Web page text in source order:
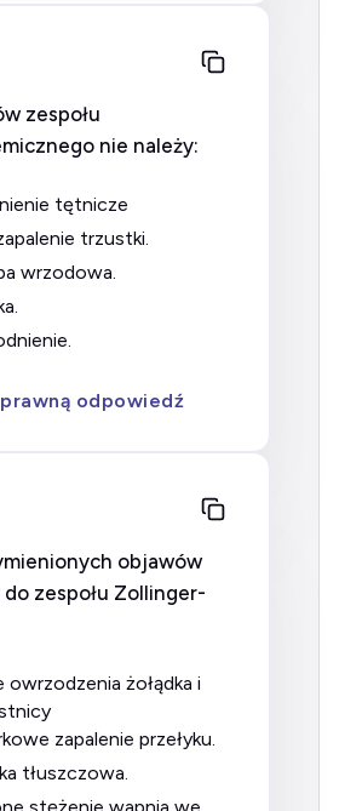
zespołu
nie należy:
tętnicze
trzustki.
wrzodowa.
odpowiedź
objawów
zespołu Zollinger-
zapalenie przełyku.
tłuszczowa.